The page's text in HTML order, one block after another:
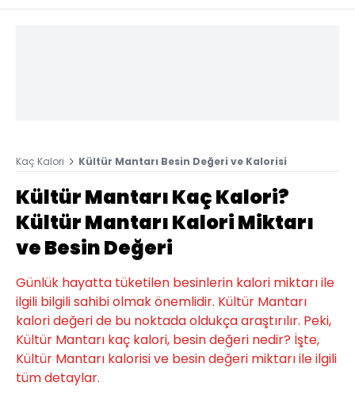
Kaç Kalori Kültür Mantarı Besin Değeri ve Kalorisi
Kültür Mantarı Kaç Kalori?
Kültür Mantarı Kalori Miktarı
ve Besin Değeri
Günlük hayatta tüketilen besinlerin kalori miktarı ile
ilgili bilgili sahibi olmak önemlidir. Kültür Mantarı
kalori değeri de bu noktada oldukça araştırılır. Peki,
Kültür Mantarı kaç kalori, besin değeri nedir? İşte,
Kültür Mantarı kalorisi ve besin değeri miktarı ile ilgili
tüm detaylar.